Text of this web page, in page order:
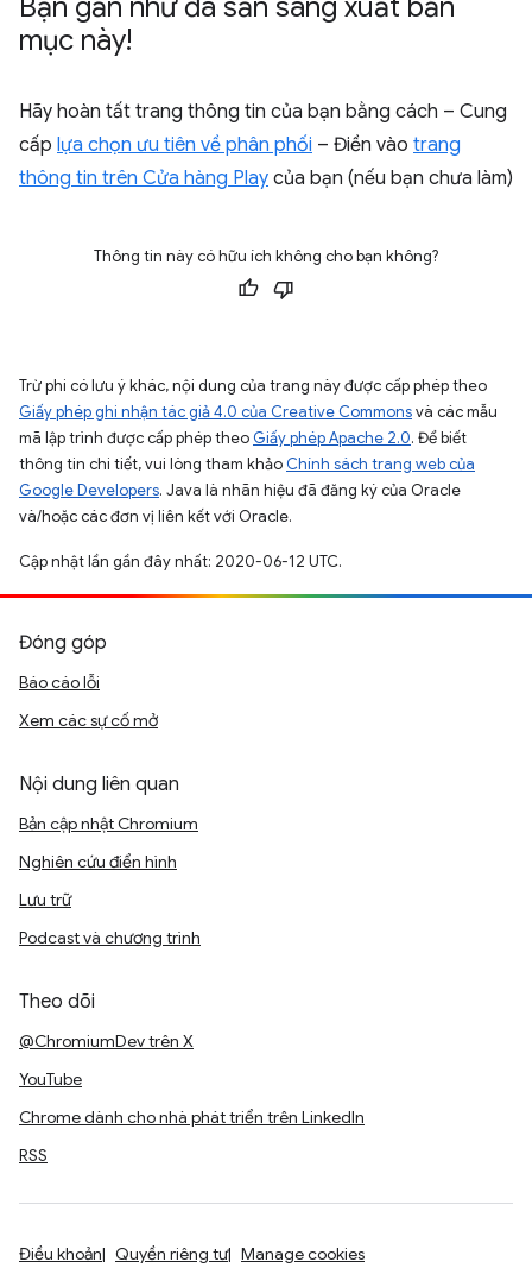
Bạn gần như đã sẵn sàng xuất bản
mục này!
Hãy hoàn tất trang thông tin của bạn bằng cách – Cung
cấp lựa chọn ưu tiên về phân phối – Điền vào trang
thông tin trên Cửa hàng Play của bạn (nếu bạn chưa làm)
Thông tin này có hữu ích không cho bạn không?
Trừ phi có lưu ý khác, nội dung của trang này được cấp phép theo
Giấy phép ghi nhận tác giả 4.0 của Creative Commonsvà các mẫu
mã lập trình được cấp phép theo Giấy phép Apache 2.0. Để biết
thông tin chi tiết, vui lòng tham khảo Chính sách trang web của
Google Developers. Java là nhãn hiệu đã đăng ký của Oracle
và/hoặc các đơn vị liên kết với Oracle.
Cập nhật lần gần đây nhất: 2020-06-12 UTC.
Đóng góp
Báo cáo lỗi
Xem các sự cố mở
Nội dung liên quan
Bản cập nhật Chromium
Nghiên cứu điển hình
Lưu trữ
Podcast và chương trình
Theo dõi
@ChromiumDev trên X
YouTube
Chrome dành cho nhà phát triển trên LinkedIn
RSS
Điều khoản Quyền riêng tư Manage cookies